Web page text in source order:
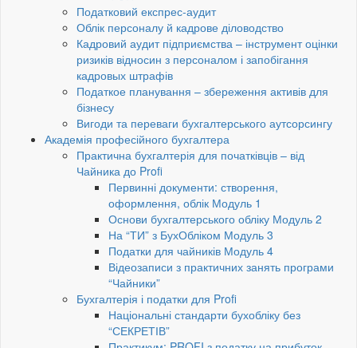
Податковий експрес-аудит
Облік персоналу й кадрове діловодство
Кадровий аудит підприємства – інструмент оцінки
ризиків відносин з персоналом і запобігання
кадровых штрафів
Податкое планування – збереження активів для
бізнесу
Вигоди та переваги бухгалтерського аутсорсингу
Академія професійного бухгалтера
Практична бухгалтерія для початківців – від
Чайника до Profi
Первинні документи: створення,
оформлення, облік Модуль 1
Основи бухгалтерського обліку Модуль 2
На “ТИ” з БухОбліком Модуль 3
Податки для чайників Модуль 4
Відеозаписи з практичних занять програми
“Чайники”
Бухгалтерія і податки для Profi
Національні стандарти бухобліку без
“СЕКРЕТІВ”